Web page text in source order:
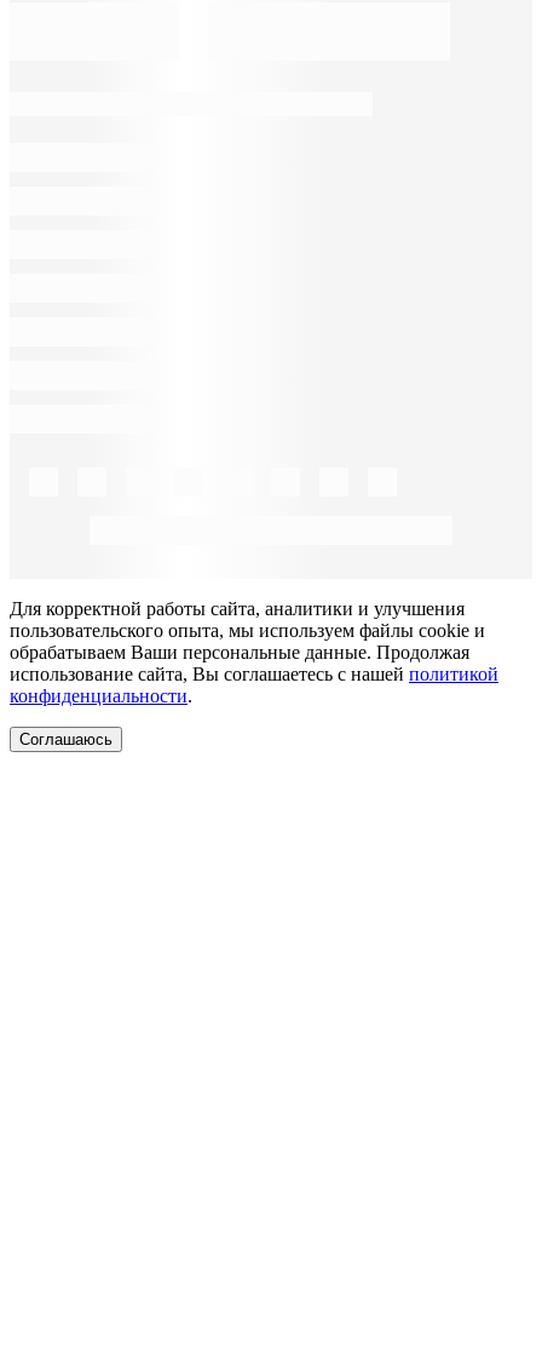
Для корректной работы сайта, аналитики и улучшения
пользовательского опыта, мы используем файлы cookie и
обрабатываем Ваши персональные данные. Продолжая
использование сайта, Вы соглашаетесь с нашей политикой
конфиденциальности.
Соглашаюсь